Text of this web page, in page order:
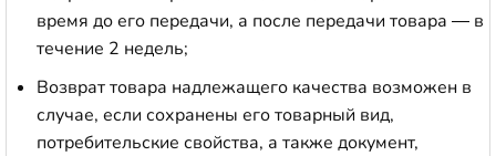
время до его передачи, а после передачи товара — в
течение 2 недель;
Возврат товара надлежащего качества возможен в
случае, если сохранены его товарный вид,
потребительские свойства, а также документ,